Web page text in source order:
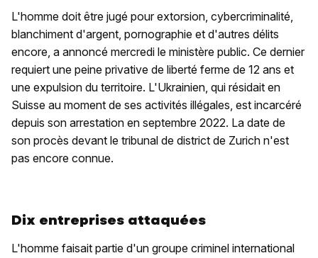
L'homme doit être jugé pour extorsion, cybercriminalité,
blanchiment d'argent, pornographie et d'autres délits
encore, a annoncé mercredi le ministère public. Ce dernier
requiert une peine privative de liberté ferme de 12 ans et
une expulsion du territoire. L'Ukrainien, qui résidait en
Suisse au moment de ses activités illégales, est incarcéré
depuis son arrestation en septembre 2022. La date de
son procès devant le tribunal de district de Zurich n'est
pas encore connue.
Dix entreprises attaquées
L'homme faisait partie d'un groupe criminel international